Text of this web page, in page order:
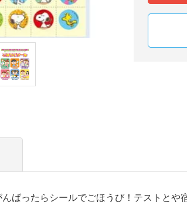
ばったらシールでごほうび！テストと